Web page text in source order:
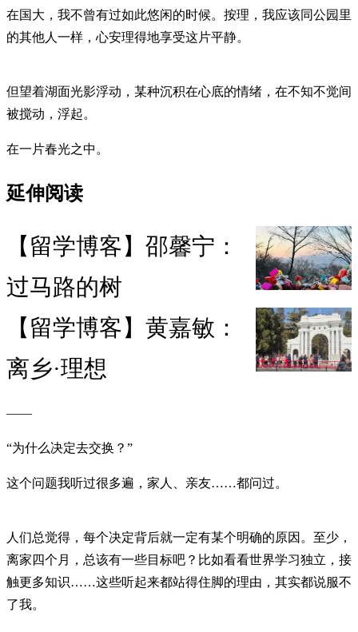
在国大，我不曾有过如此悠闲的时候。按理，我应该同公园里
的其他人一样，心安理得地享受这片平静。
但望着湖面光影浮动，某种沉积在心底的情绪，在不知不觉间
被搅动，浮起。
在一片春光之中。
延伸阅读
【留学博客】邵馨宁：
过马路的树
【留学博客】黄嘉敏：
离乡·理想
——
“为什么决定去交换？”
这个问题我听过很多遍，家人、亲友……都问过。
人们总觉得，每个决定背后就一定有某个明确的原因。至少，
离家四个月，总该有一些目标吧？比如看看世界学习独立，接
触更多知识……这些听起来都站得住脚的理由，其实都说服不
了我。